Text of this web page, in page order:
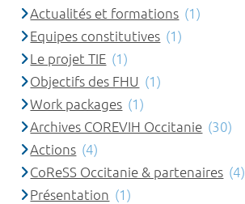
Actualités et formations (1)
Equipes constitutives (1)
Le projet TIE (1)
Objectifs des FHU (1)
Work packages (1)
Archives COREVIH Occitanie (30)
Actions (4)
CoReSS Occitanie & partenaires (4)
Présentation (1)